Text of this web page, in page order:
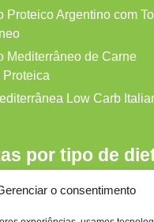
o consentimento
Proteico Argentino com
Mediterrâneo de Carne
Proteica
Low Carb
por tipo de